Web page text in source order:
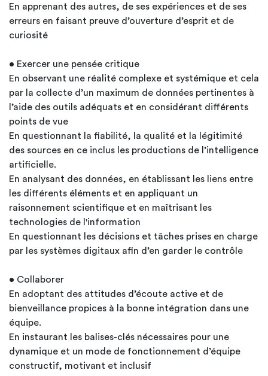
En apprenant des autres, de ses expériences et de ses
erreurs en faisant preuve d’ouverture d’esprit et de
curiosité
• Exercer une pensée critique
En observant une réalité complexe et systémique et cela
par la collecte d’un maximum de données pertinentes à
l’aide des outils adéquats et en considérant différents
points de vue
En questionnant la fiabilité, la qualité et la légitimité
des sources en ce inclus les productions de l’intelligence
artificielle.
En analysant des données, en établissant les liens entre
les différents éléments et en appliquant un
raisonnement scientifique et en maîtrisant les
technologies de l'information
En questionnant les décisions et tâches prises en charge
par les systèmes digitaux afin d’en garder le contrôle
• Collaborer
En adoptant des attitudes d’écoute active et de
bienveillance propices à la bonne intégration dans une
équipe.
En instaurant les balises-clés nécessaires pour une
dynamique et un mode de fonctionnement d’équipe
constructif, motivant et inclusif